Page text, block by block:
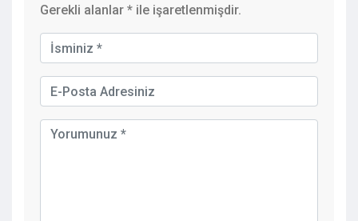
Gerekli alanlar * ile işaretlenmişdir.